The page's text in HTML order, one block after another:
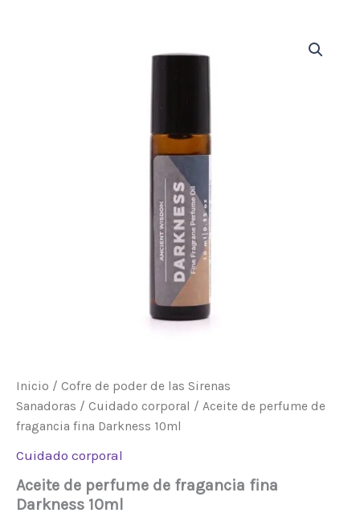
Inicio / Cofre de poder de las Sirenas
Sanadoras / Cuidado corporal / Aceite de perfume de
fragancia fina Darkness 10ml
Cuidado corporal
Aceite de perfume de fragancia fina
Darkness 10ml